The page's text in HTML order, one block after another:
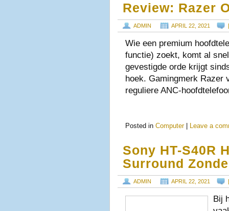
Review: Razer
ADMIN APRIL 22, 2021
Wie een premium
functie) zoekt, komt al
gevestigde orde krijgt
hoek. Gamingmerk Razer
reguliere ANC-
Posted in Computer Leave a
Sony HT-S40R
Surround
ADMIN APRIL 22, 2021
Bij